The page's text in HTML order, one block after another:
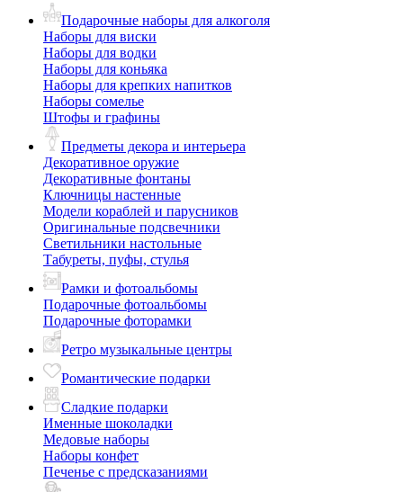
Подарочные наборы для алкоголя
Наборы для виски
Наборы для водки
Наборы для коньяка
Наборы для крепких напитков
Наборы сомелье
Штофы и графины
Предметы декора и интерьера
Декоративное оружие
Декоративные фонтаны
Ключницы настенные
Модели кораблей и парусников
Оригинальные подсвечники
Светильники настольные
Табуреты, пуфы, стулья
Рамки и фотоальбомы
Подарочные фотоальбомы
Подарочные фоторамки
Ретро музыкальные центры
Романтические подарки
Сладкие подарки
Именные шоколадки
Медовые наборы
Наборы конфет
Печенье с предсказаниями